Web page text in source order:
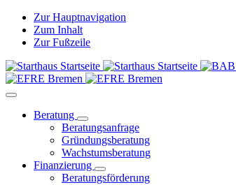
Zur Hauptnavigation
Zum Inhalt
Zur Fußzeile
Beratung
Beratungsanfrage
Gründungsberatung
Wachstumsberatung
Finanzierung
Beratungsförderung